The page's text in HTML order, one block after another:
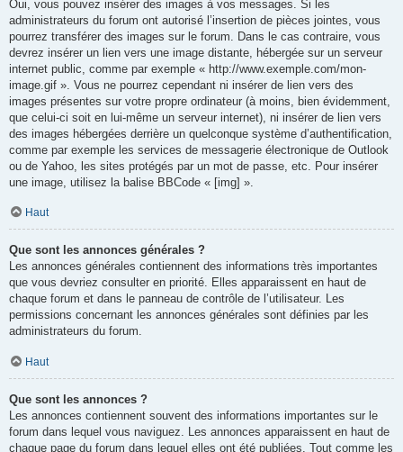
Oui, vous pouvez insérer des images à vos messages. Si les
administrateurs du forum ont autorisé l’insertion de pièces jointes, vous
pourrez transférer des images sur le forum. Dans le cas contraire, vous
devrez insérer un lien vers une image distante, hébergée sur un serveur
internet public, comme par exemple « http://www.exemple.com/mon-
image.gif ». Vous ne pourrez cependant ni insérer de lien vers des
images présentes sur votre propre ordinateur (à moins, bien évidemment,
que celui-ci soit en lui-même un serveur internet), ni insérer de lien vers
des images hébergées derrière un quelconque système d’authentification,
comme par exemple les services de messagerie électronique de Outlook
ou de Yahoo, les sites protégés par un mot de passe, etc. Pour insérer
une image, utilisez la balise BBCode « [img] ».
Haut
Que sont les annonces générales ?
Les annonces générales contiennent des informations très importantes
que vous devriez consulter en priorité. Elles apparaissent en haut de
chaque forum et dans le panneau de contrôle de l’utilisateur. Les
permissions concernant les annonces générales sont définies par les
administrateurs du forum.
Haut
Que sont les annonces ?
Les annonces contiennent souvent des informations importantes sur le
forum dans lequel vous naviguez. Les annonces apparaissent en haut de
chaque page du forum dans lequel elles ont été publiées. Tout comme les